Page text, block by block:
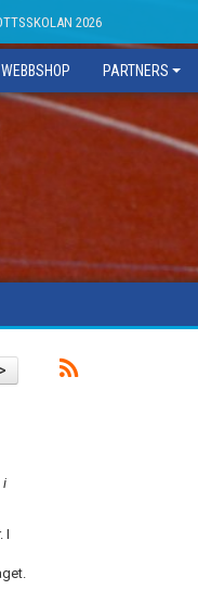
2026
WEBBSHOP PARTNERS
>
i
I